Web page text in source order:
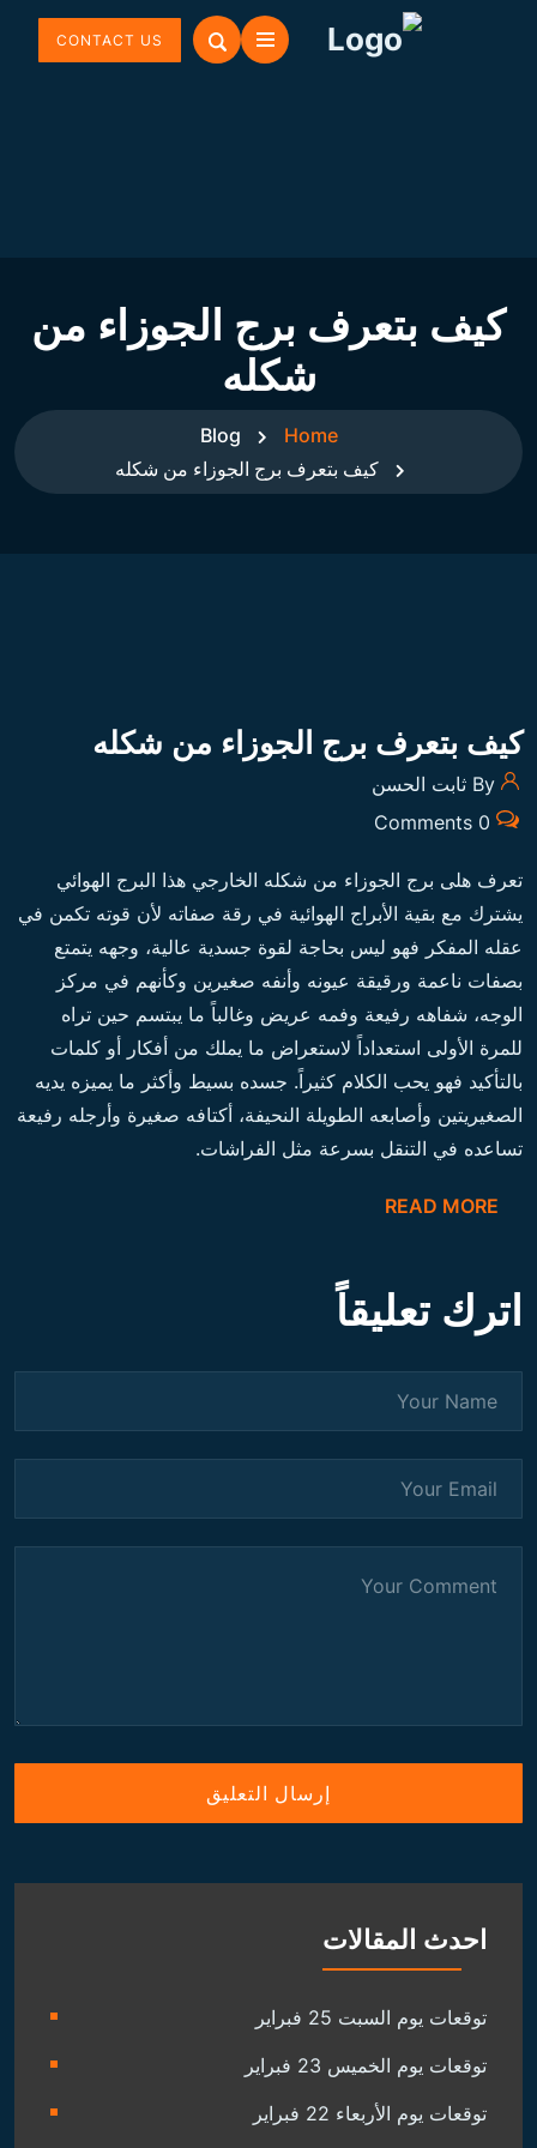
CONTACT US
كيف بتعرف برج الجوزاء من
شكله
Home
Blog
كيف بتعرف برج الجوزاء من شكله
كيف بتعرف برج الجوزاء من شكله
0 Comments
تعرف هلى برج الجوزاء من شكله الخارجي هذا البرج الهوائي
يشترك مع بقية الأبراج الهوائية في رقة صفاته لأن قوته تكمن في
عقله المفكر فهو ليس بحاجة لقوة جسدية عالية، وجهه يتمتع
بصفات ناعمة ورقيقة عيونه وأنفه صغيرين وكأنهم في مركز
الوجه، شفاهه رفيعة وفمه عريض وغالباً ما يبتسم حين تراه
للمرة الأولى استعداداً لاستعراض ما يملك من أفكار أو كلمات
بالتأكيد فهو يحب الكلام كثيراً. جسده بسيط وأكثر ما يميزه يديه
الصغيريتين وأصابعه الطويلة النحيفة، أكتافه صغيرة وأرجله رفيعة
تساعده في التنقل بسرعة مثل الفراشات.
READ MORE
اترك تعليقاً
احدث المقالات
توقعات يوم السبت 25 فبراير
توقعات يوم الخميس 23 فبراير
توقعات يوم الأربعاء 22 فبراير